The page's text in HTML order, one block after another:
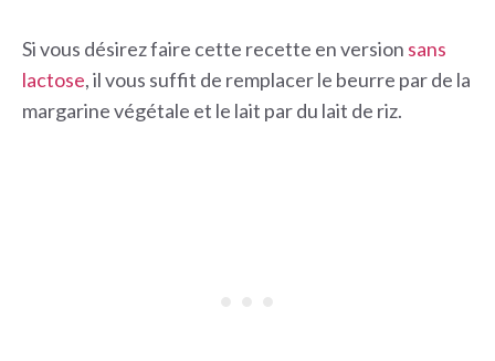
Si vous désirez faire cette recette en version sans
lactose, il vous suffit de remplacer le beurre par de la
margarine végétale et le lait par du lait de riz.